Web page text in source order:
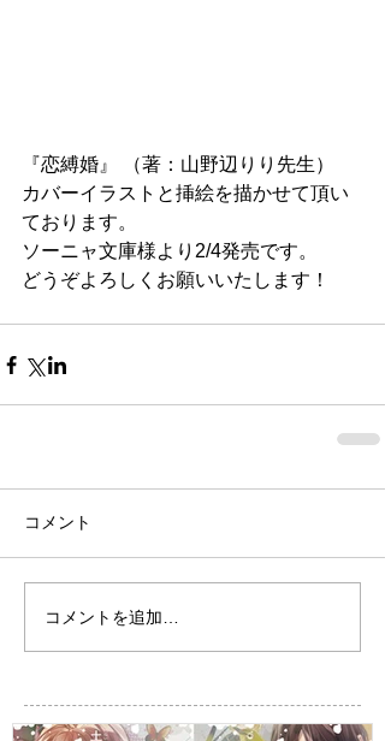
『恋縛婚』 （著：山野辺りり先生）
カバーイラストと挿絵を描かせて頂い
ております。
ソーニャ文庫様より2/4発売です。
どうぞよろしくお願いいたします！
コメント
コメントを追加…